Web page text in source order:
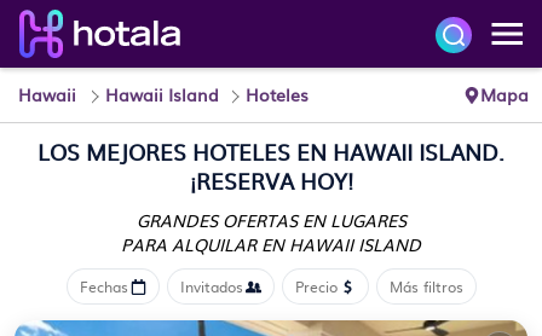
Hawaii Hawaii Island Hoteles Mapa
LOS MEJORES HOTELES EN HAWAII ISLAND.
¡RESERVA HOY!
GRANDES OFERTAS EN LUGARES
PARA ALQUILAR EN HAWAII ISLAND
Fechas Invitados Precio Más filtros